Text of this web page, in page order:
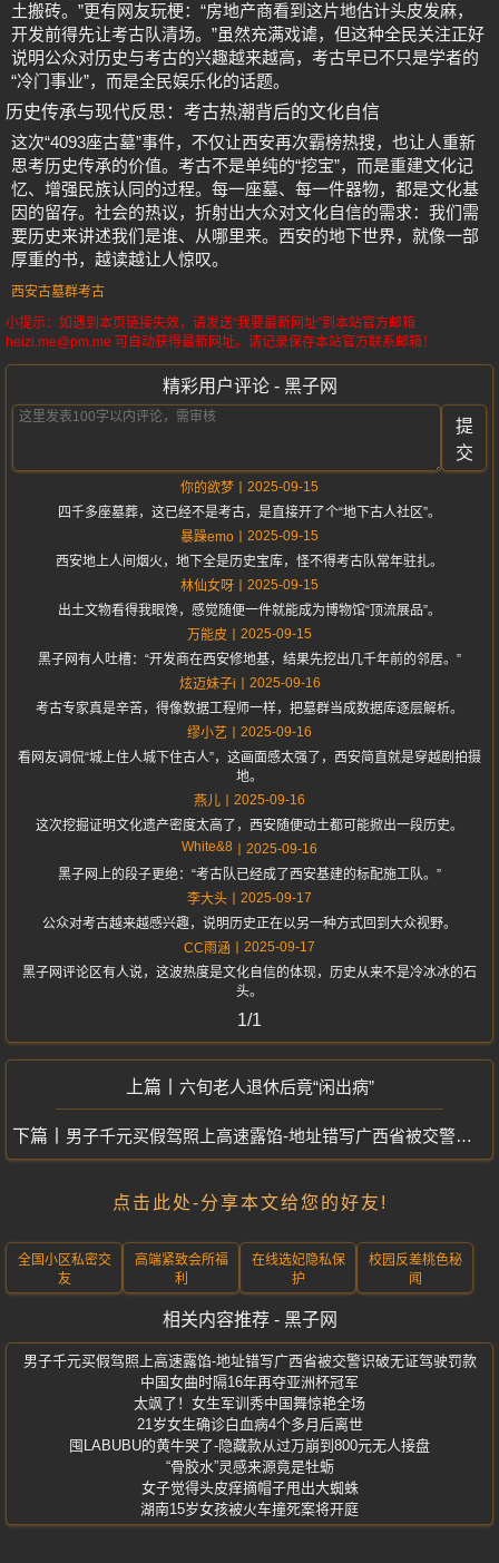
土搬砖。”更有网友玩梗：“房地产商看到这片地估计头皮发麻，
开发前得先让考古队清场。”虽然充满戏谑，但这种全民关注正好
说明公众对历史与考古的兴趣越来越高，考古早已不只是学者的
“冷门事业”，而是全民娱乐化的话题。
历史传承与现代反思：考古热潮背后的文化自信
这次“4093座古墓”事件，不仅让西安再次霸榜热搜，也让人重新
思考历史传承的价值。考古不是单纯的“挖宝”，而是重建文化记
忆、增强民族认同的过程。每一座墓、每一件器物，都是文化基
因的留存。社会的热议，折射出大众对文化自信的需求：我们需
要历史来讲述我们是谁、从哪里来。西安的地下世界，就像一部
厚重的书，越读越让人惊叹。
西安古墓群考古
小提示：如遇到本页链接失效，请发送“我要最新网址”到本站官方邮箱
heizi.me@pm.me 可自动获得最新网址。请记录保存本站官方联系邮箱！
精彩用户评论 - 黑子网
提
交
你的欲梦
2025-09-15
四千多座墓葬，这已经不是考古，是直接开了个“地下古人社区”。
暴躁emo
2025-09-15
西安地上人间烟火，地下全是历史宝库，怪不得考古队常年驻扎。
林仙女呀
2025-09-15
出土文物看得我眼馋，感觉随便一件就能成为博物馆“顶流展品”。
万能皮
2025-09-15
黑子网有人吐槽：“开发商在西安修地基，结果先挖出几千年前的邻居。”
炫迈妹子i
2025-09-16
考古专家真是辛苦，得像数据工程师一样，把墓群当成数据库逐层解析。
缪小艺
2025-09-16
看网友调侃“城上住人城下住古人”，这画面感太强了，西安简直就是穿越剧拍摄
地。
燕儿
2025-09-16
这次挖掘证明文化遗产密度太高了，西安随便动土都可能掀出一段历史。
White&8
2025-09-16
黑子网上的段子更绝：“考古队已经成了西安基建的标配施工队。”
李大头
2025-09-17
公众对考古越来越感兴趣，说明历史正在以另一种方式回到大众视野。
CC雨涵
2025-09-17
黑子网评论区有人说，这波热度是文化自信的体现，历史从来不是冷冰冰的石
头。
1/1
六旬老人退休后竟“闲出病”
男子千元买假驾照上高速露馅-地址错写广西省被交警识破无证驾驶罚款
点击此处-分享本文给您的好友!
全国小区私密交
友
高端紧致会所福
利
在线选妃隐私保
护
校园反差桃色秘
闻
相关内容推荐 - 黑子网
男子千元买假驾照上高速露馅-地址错写广西省被交警识破无证驾驶罚款
中国女曲时隔16年再夺亚洲杯冠军
太飒了！女生军训秀中国舞惊艳全场
21岁女生确诊白血病4个多月后离世
囤LABUBU的黄牛哭了-隐藏款从过万崩到800元无人接盘
“骨胶水”灵感来源竟是牡蛎
女子觉得头皮痒摘帽子甩出大蜘蛛
湖南15岁女孩被火车撞死案将开庭